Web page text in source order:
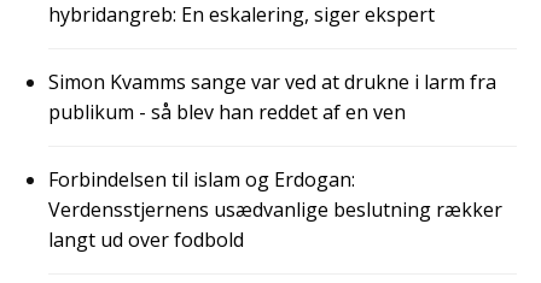
hybridangreb: En eskalering, siger ekspert
Simon Kvamms sange var ved at drukne i larm fra
publikum - så blev han reddet af en ven
Forbindelsen til islam og Erdogan:
Verdensstjernens usædvanlige beslutning rækker
langt ud over fodbold